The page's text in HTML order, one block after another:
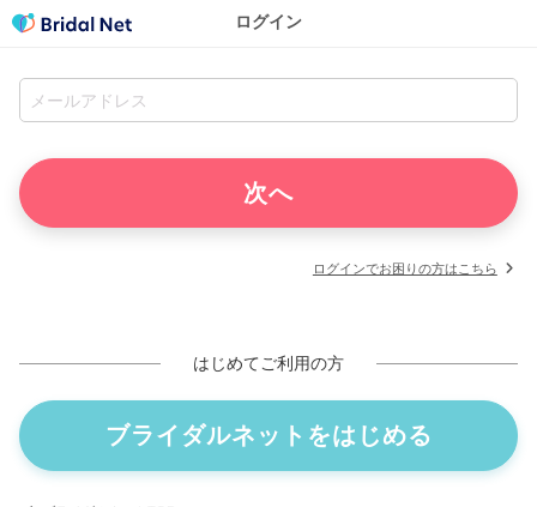
ログイン
ログインでお困りの方はこちら
はじめてご利用の方
ブライダルネットをはじめる